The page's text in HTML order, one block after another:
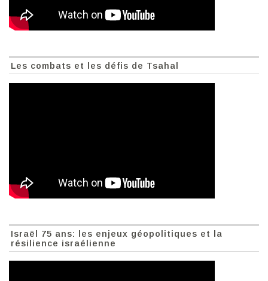
Les combats et les défis de Tsahal
Israël 75 ans: les enjeux géopolitiques et la
résilience israélienne